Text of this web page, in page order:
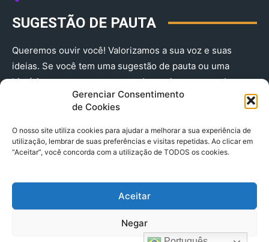
Gerenciar Consentimento
de Cookies
O nosso site utiliza cookies para ajudar a melhorar a sua experiência de
utilização, lembrar de suas preferências e visitas repetidas. Ao clicar em
“Aceitar”, você concorda com a utilização de TODOS os cookies.
Aceitar
Negar
SUGESTÃO DE PAUTA
Queremos ouvir você! Valorizamos a sua voz e suas
ideias. Se você tem uma sugestão de pauta ou uma
história que merece ser contada, envie-nos agora!
(91) 98224 - 3111
© 2025 A Província do Pará CNPJ: 04.901.141/0001-36 End .
Trav. Quintino Bocaiuva 2301, Ed. Rogério Fernandez – Sala
2701- Cremação – CEP 66045.315